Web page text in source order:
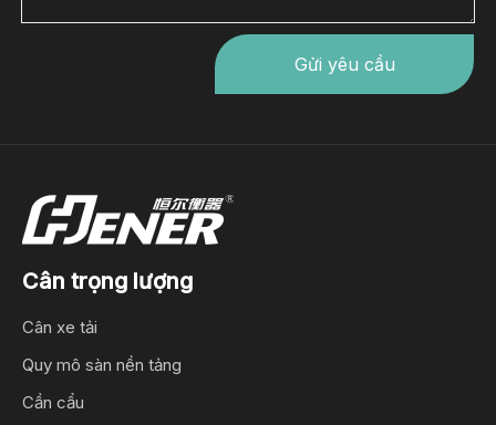
Gửi yêu cầu
Cân trọng lượng
Cân xe tải
Quy mô sàn nền tảng
Cần cẩu